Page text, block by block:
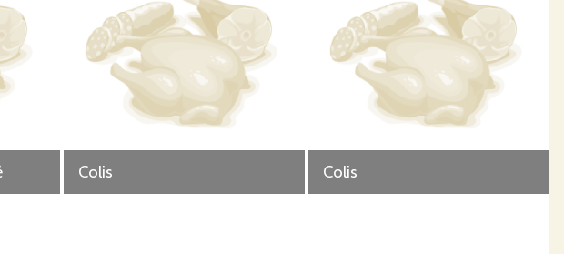
viande le lendemain après plusieurs contrôles sanitaire obligatoire, et oui ils sont élever en bio et surtout ils sont au contact de la terre et cela
Colis Colis